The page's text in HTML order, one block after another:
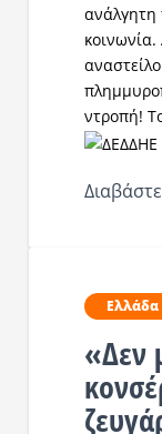
ανάλγητη
ντροπή!
Ελλάδα
«Δεν